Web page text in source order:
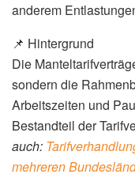
anderem
📌 Hintergrund
Die
sondern die
Arbeitszeiten und
Bestandteil der
auch:
mehreren